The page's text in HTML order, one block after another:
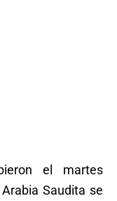
el martes
Saudita se